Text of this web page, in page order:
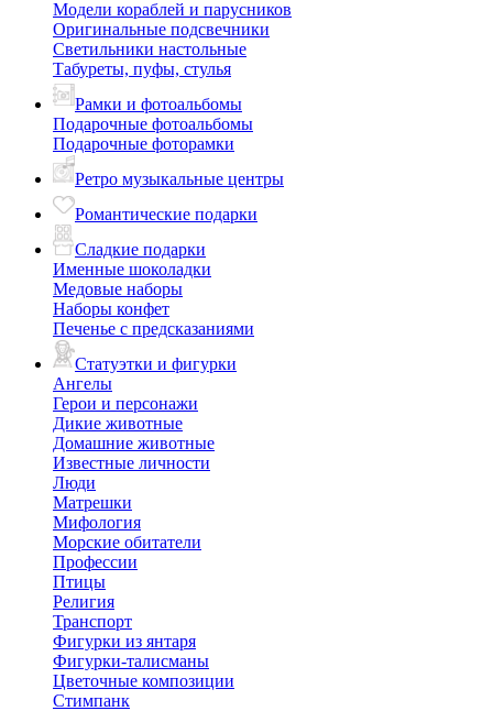
Модели кораблей и парусников
Оригинальные подсвечники
Светильники настольные
Табуреты, пуфы, стулья
Рамки и фотоальбомы
Подарочные фотоальбомы
Подарочные фоторамки
Ретро музыкальные центры
Романтические подарки
Сладкие подарки
Именные шоколадки
Медовые наборы
Наборы конфет
Печенье с предсказаниями
Статуэтки и фигурки
Ангелы
Герои и персонажи
Дикие животные
Домашние животные
Известные личности
Люди
Матрешки
Мифология
Морские обитатели
Профессии
Птицы
Религия
Транспорт
Фигурки из янтаря
Фигурки-талисманы
Цветочные композиции
Стимпанк